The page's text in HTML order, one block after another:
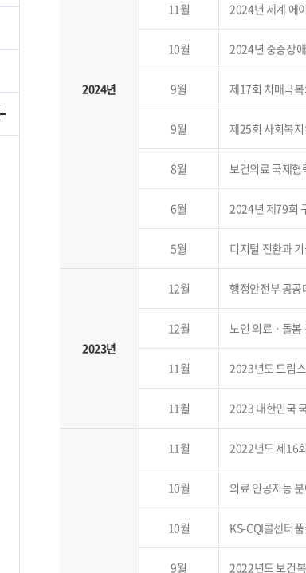
2024년
11월 2024년 세계 에
10월 2024년 중증장
9월 제17회 치매극
9월 제25회 사회복
8월 보건의료 국제협
6월 2024년 제79회
5월 디지털 전환과
2023년
12월 행정안전부 공공
12월 노인 의료ㆍ돌봄
11월 2023년도 드림
11월 2023 대한민국
11월 2022년도 제16
10월 의료 인공지능
10월 KS-CQI콜센터
9월 2022년도 보건